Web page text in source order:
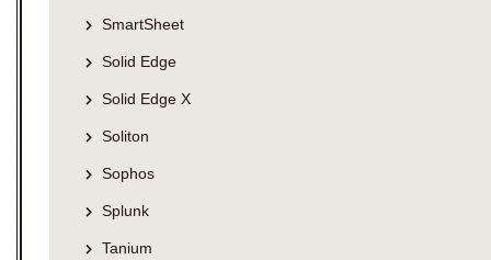
SmartSheet
Solid Edge
Solid Edge X
Soliton
Sophos
Splunk
Tanium